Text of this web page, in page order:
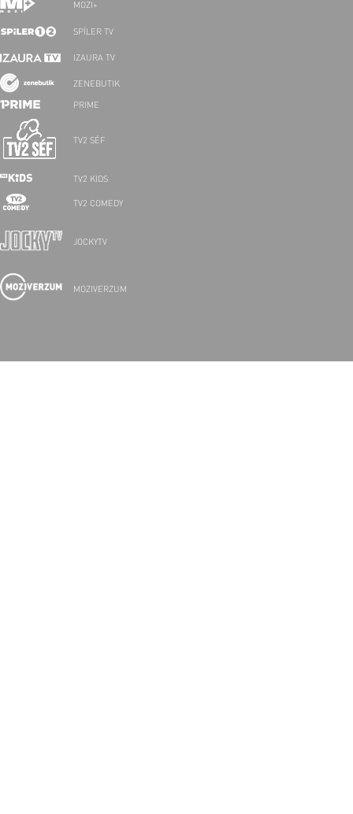
MOZI+
SPÍLER TV
IZAURA TV
ZENEBUTIK
PRIME
TV2 SÉF
TV2 KIDS
TV2 COMEDY
JOCKYTV
MOZIVERZUM